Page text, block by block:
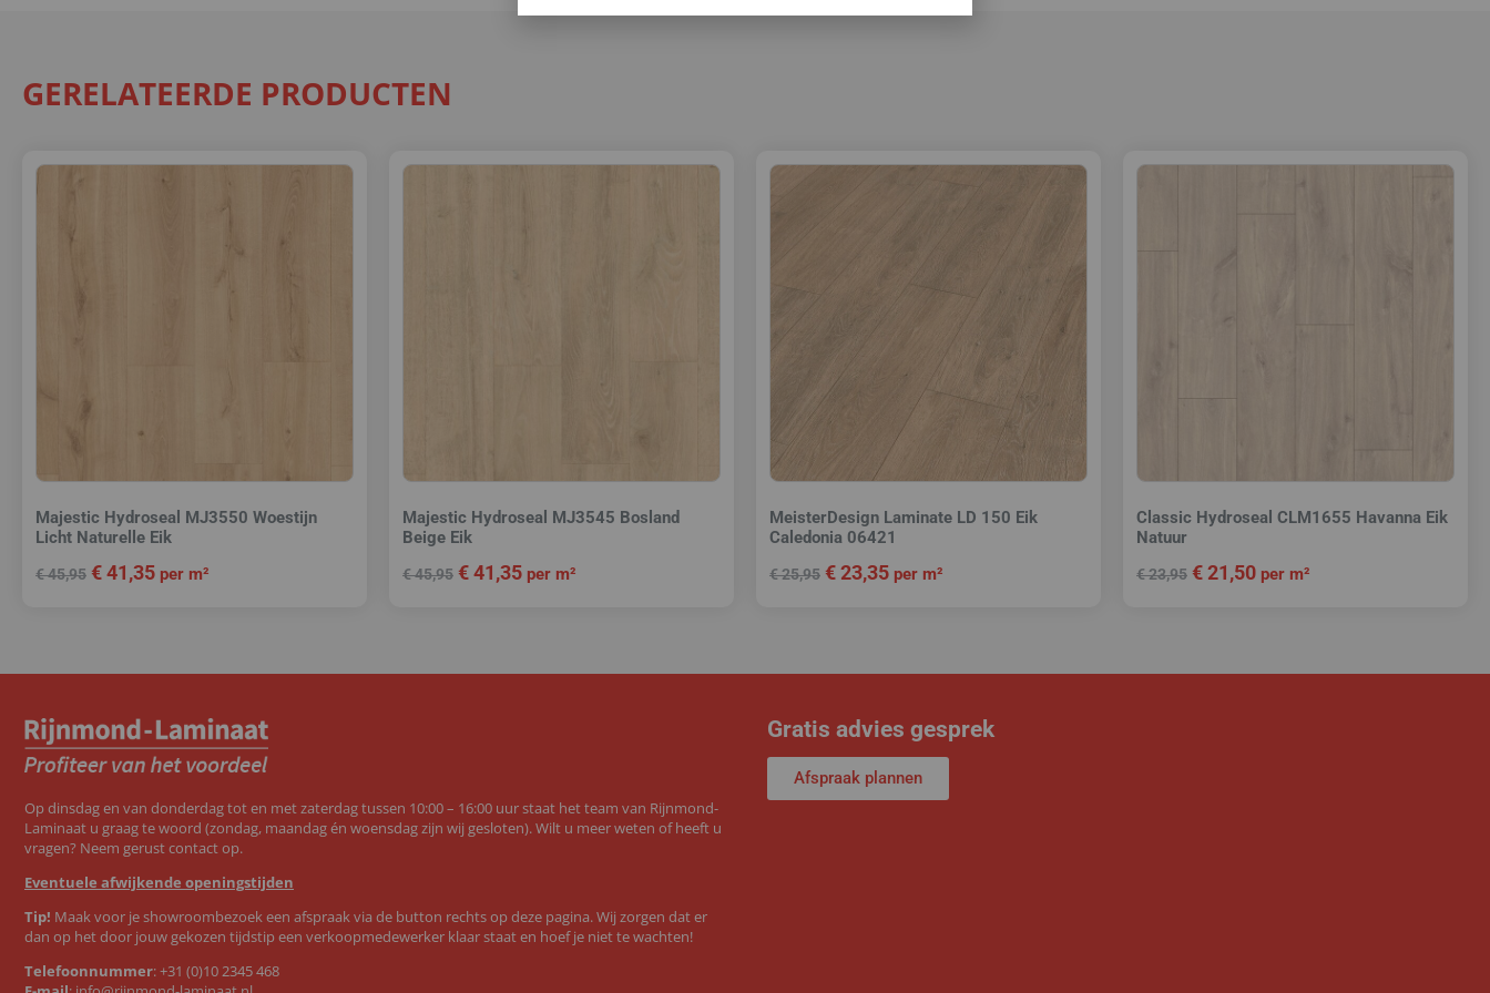
GERELATEERDE PRODUCTEN
Majestic Hydroseal MJ3550 Woestijn
Licht Naturelle Eik
€45,95 €41,35 per m²
Majestic Hydroseal MJ3545 Bosland
Beige Eik
€45,95 €41,35 per m²
MeisterDesign Laminate LD 150 Eik
Caledonia 06421
€25,95 €23,35 per m²
Classic Hydroseal CLM1655 Havanna Eik
Natuur
€23,95 €21,50 per m²
Op dinsdag en van donderdag tot en met zaterdag tussen 10:00 – 16:00 uur staat het team van Rijnmond-
Laminaat u graag te woord (zondag, maandag én woensdag zijn wij gesloten). Wilt u meer weten of heeft u
vragen? Neem gerust contact op.
Eventuele afwijkende openingstijden
Tip! Maak voor je showroombezoek een afspraak via de button rechts op deze pagina. Wij zorgen dat er
dan op het door jouw gekozen tijdstip een verkoopmedewerker klaar staat en hoef je niet te wachten!
Telefoonnummer:+31 (0)10 2345 468
Gratis advies gesprek
Afspraak plannen